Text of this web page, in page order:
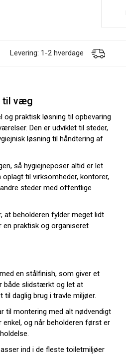
Levering: 1-2 hverdage
til væg
og praktisk løsning til opbevaring
Den er udviklet til steder,
løsning til håndtering af
så hygiejneposer altid er let
til virksomheder, kontorer,
steder med offentlige
at beholderen fylder meget lidt
en praktisk og organiseret
en stålfinish, som giver et
både slidstærkt og let at
til daglig brug i travle miljøer.
til montering med alt nødvendigt
og når beholderen først er
ind i de fleste toiletmiljøer